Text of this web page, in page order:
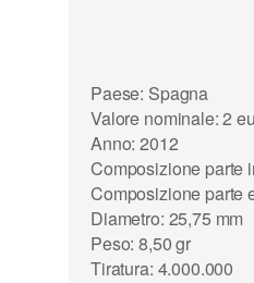
Paese: Spagna
Valore nominale: 2
Anno: 2012
Composizione parte
Composizione parte
Diametro: 25,75 mm
Peso: 8,50 gr
Tiratura: 4.000.000